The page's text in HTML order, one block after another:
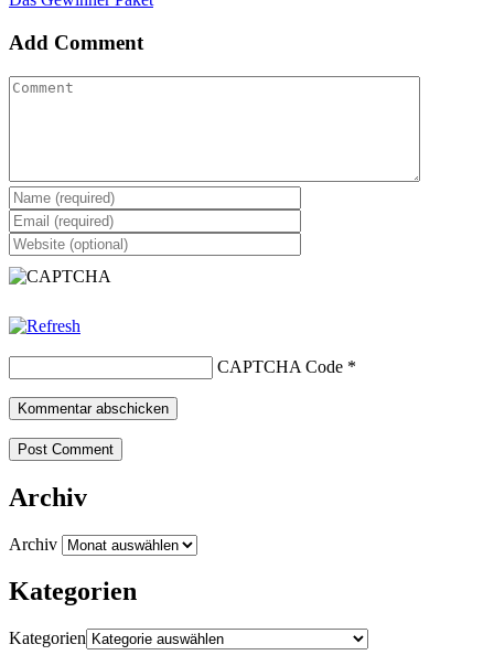
Add Comment
CAPTCHA Code *
Post Comment
Archiv
Archiv
Kategorien
Kategorien